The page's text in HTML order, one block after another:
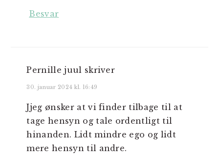
Besvar
Pernille juul skriver
30. januar 2024 kl. 16:49
Jjeg ønsker at vi finder tilbage til at
tage hensyn og tale ordentligt til
hinanden. Lidt mindre ego og lidt
mere hensyn til andre.